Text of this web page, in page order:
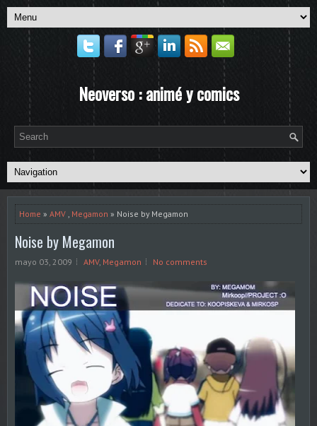
Neoverso : animé y comics
Home » AMV , Megamon » Noise by Megamon
Noise by Megamon
mayo 03, 2009 AMV, Megamon No comments